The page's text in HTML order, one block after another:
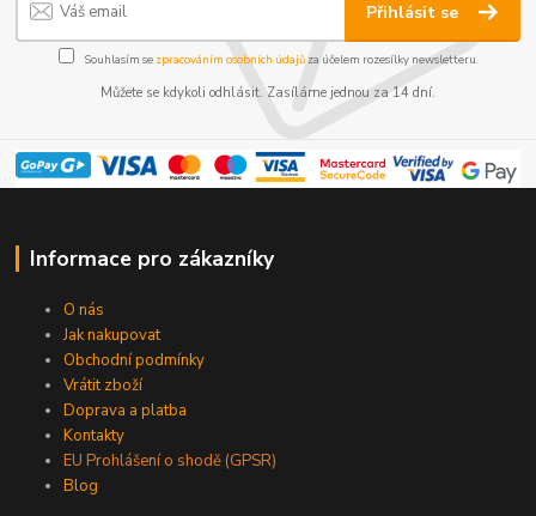
Přihlásit se
Souhlasím se zpracováním osobních údajůza účelem rozesílky newsletteru.
Můžete se kdykoli odhlásit. Zasíláme jednou za 14 dní.
Informace pro zákazníky
O nás
Jak nakupovat
Obchodní podmínky
Vrátit zboží
Doprava a platba
Kontakty
EU Prohlášení o shodě (GPSR)
Blog